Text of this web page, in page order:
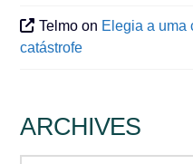
Telmo on Elegia a uma
catástrofe
ARCHIVES